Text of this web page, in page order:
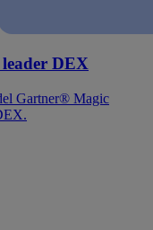
DEX
Gartner® Magic